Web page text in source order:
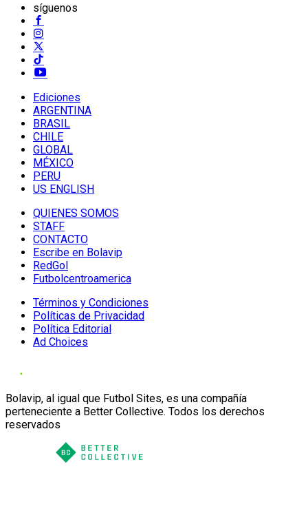
síguenos
Ediciones
ARGENTINA
BRASIL
CHILE
GLOBAL
MÉXICO
PERU
US ENGLISH
QUIENES SOMOS
STAFF
CONTACTO
Escribe en Bolavip
RedGol
Futbolcentroamerica
Términos y Condiciones
Políticas de Privacidad
Política Editorial
Ad Choices
Bolavip, al igual que Futbol Sites, es una compañía
perteneciente a Better Collective. Todos los derechos
reservados